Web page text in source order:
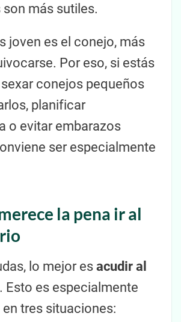
más sutiles.
joven es el conejo, más
Por eso, si estás
conejos pequeños
planificar
o evitar embarazos
ser especialmente
la pena ir al
lo mejor es acudir al
. Esto es especialmente
tres situaciones: